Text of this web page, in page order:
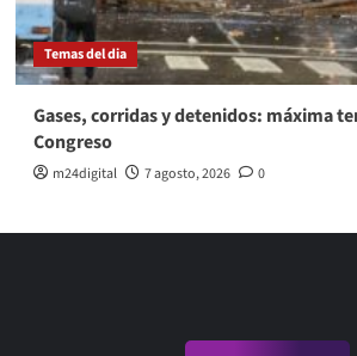
Temas del dia
Gases, corridas y detenidos: máxima
Congreso
m24digital 7 agosto, 2026 0